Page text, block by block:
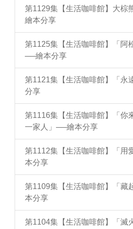
第1129集【生活咖啡館】大棕
繪本分享
第1125集【生活咖啡館】「阿
──繪本分享
第1121集【生活咖啡館】「永
分享
第1116集【生活咖啡館】「你
一家人」──繪本分享
第1112集【生活咖啡館】「用
本分享
第1109集【生活咖啡館】「藏
本分享
第1104集【生活咖啡館】「滅